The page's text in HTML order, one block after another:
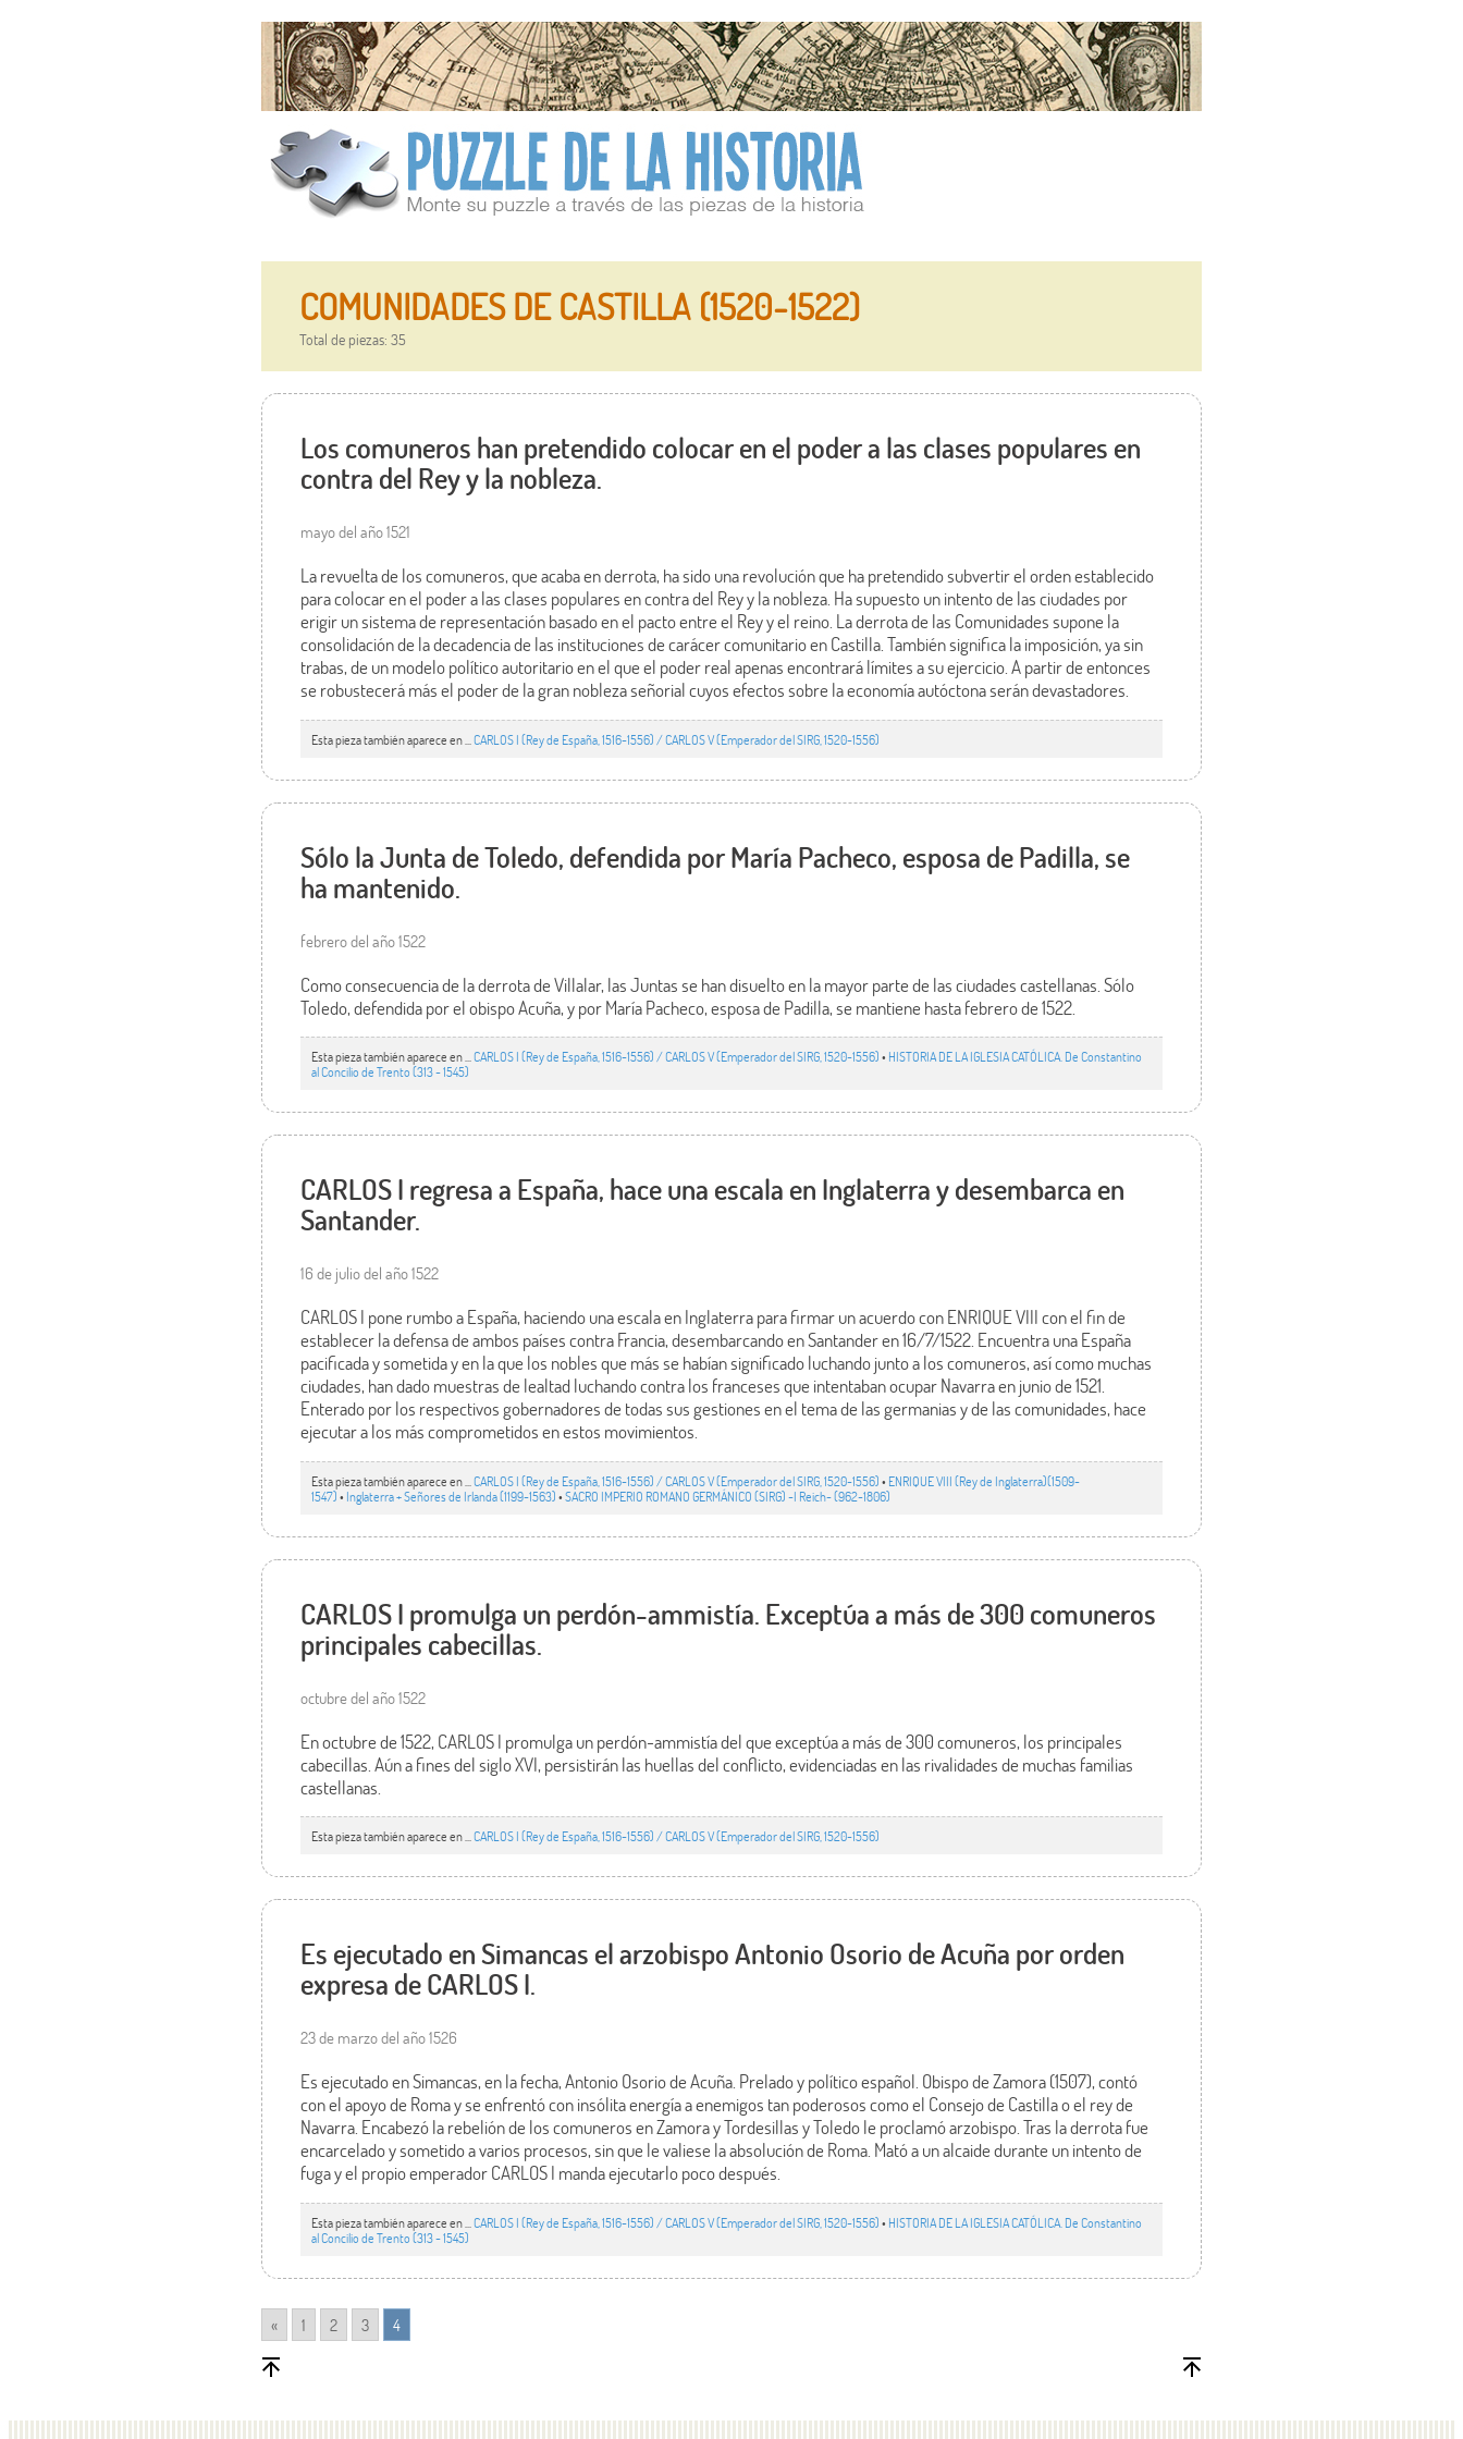
COMUNIDADES DE CASTILLA (1520-1522)
Total de piezas: 35
Los comuneros han pretendido colocar en el poder a las clases populares en
contra del Rey y la nobleza.
mayo del año 1521
La revuelta de los comuneros, que acaba en derrota, ha sido una revolución que ha pretendido subvertir el orden establecido
para colocar en el poder a las clases populares en contra del Rey y la nobleza. Ha supuesto un intento de las ciudades por
erigir un sistema de representación basado en el pacto entre el Rey y el reino. La derrota de las Comunidades supone la
consolidación de la decadencia de las instituciones de carácer comunitario en Castilla. También significa la imposición, ya sin
trabas, de un modelo político autoritario en el que el poder real apenas encontrará límites a su ejercicio. A partir de entonces
se robustecerá más el poder de la gran nobleza señorial cuyos efectos sobre la economía autóctona serán devastadores.
Esta pieza también aparece en ...CARLOS I (Rey de España, 1516-1556) / CARLOS V (Emperador del SIRG, 1520-1556)
Sólo la Junta de Toledo, defendida por María Pacheco, esposa de Padilla, se
ha mantenido.
febrero del año 1522
Como consecuencia de la derrota de Villalar, las Juntas se han disuelto en la mayor parte de las ciudades castellanas. Sólo
Toledo, defendida por el obispo Acuña, y por María Pacheco, esposa de Padilla, se mantiene hasta febrero de 1522.
Esta pieza también aparece en ...CARLOS I (Rey de España, 1516-1556) / CARLOS V (Emperador del SIRG, 1520-1556)• HISTORIA DE LA IGLESIA CATÓLICA. De Constantino
al Concilio de Trento (313 - 1545)
CARLOS I regresa a España, hace una escala en Inglaterra y desembarca en
Santander.
16 de julio del año 1522
CARLOS I pone rumbo a España, haciendo una escala en Inglaterra para firmar un acuerdo con ENRIQUE VIII con el fin de
establecer la defensa de ambos países contra Francia, desembarcando en Santander en 16/7/1522. Encuentra una España
pacificada y sometida y en la que los nobles que más se habían significado luchando junto a los comuneros, así como muchas
ciudades, han dado muestras de lealtad luchando contra los franceses que intentaban ocupar Navarra en junio de 1521.
Enterado por los respectivos gobernadores de todas sus gestiones en el tema de las germanias y de las comunidades, hace
ejecutar a los más comprometidos en estos movimientos.
Esta pieza también aparece en ...CARLOS I (Rey de España, 1516-1556) / CARLOS V (Emperador del SIRG, 1520-1556)• ENRIQUE VIII (Rey de Inglaterra)(1509-
1547)• Inglaterra + Señores de Irlanda (1199-1563)•SACRO IMPERIO ROMANO GERMÁNICO (SIRG) -I Reich- (962-1806)
CARLOS I promulga un perdón-ammistía. Exceptúa a más de 300 comuneros
principales cabecillas.
octubre del año 1522
En octubre de 1522, CARLOS I promulga un perdón-ammistía del que exceptúa a más de 300 comuneros, los principales
cabecillas. Aún a fines del siglo XVI, persistirán las huellas del conflicto, evidenciadas en las rivalidades de muchas familias
castellanas.
Esta pieza también aparece en ...CARLOS I (Rey de España, 1516-1556) / CARLOS V (Emperador del SIRG, 1520-1556)
Es ejecutado en Simancas el arzobispo Antonio Osorio de Acuña por orden
expresa de CARLOS I.
23 de marzo del año 1526
Es ejecutado en Simancas, en la fecha, Antonio Osorio de Acuña. Prelado y político español. Obispo de Zamora (1507), contó
con el apoyo de Roma y se enfrentó con insólita energía a enemigos tan poderosos como el Consejo de Castilla o el rey de
Navarra. Encabezó la rebelión de los comuneros en Zamora y Tordesillas y Toledo le proclamó arzobispo. Tras la derrota fue
encarcelado y sometido a varios procesos, sin que le valiese la absolución de Roma. Mató a un alcaide durante un intento de
fuga y el propio emperador CARLOS I manda ejecutarlo poco después.
Esta pieza también aparece en ...CARLOS I (Rey de España, 1516-1556) / CARLOS V (Emperador del SIRG, 1520-1556)• HISTORIA DE LA IGLESIA CATÓLICA. De Constantino
al Concilio de Trento (313 - 1545)
« 1 2 3 4